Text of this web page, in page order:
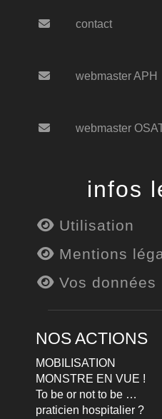
contact
webmaster APH
webmaster
infos
Utilisation
Mentions
Vos données
NOS ACTIONS
MOBILISATION
MONSTRE EN VUE !
To be or not to be …
praticien hospitalier ?